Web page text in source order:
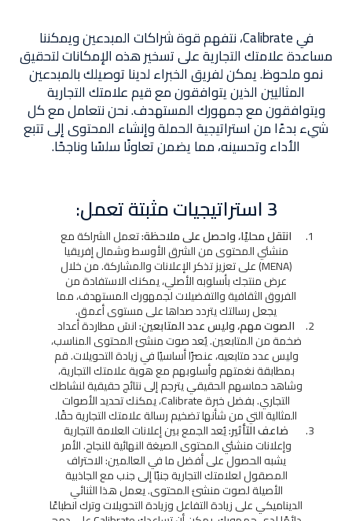
في Calibrate، نتفهم قوة شراكات المبدعين ويمكننا
مساعدة علامتك التجارية على تسخير هذه الإمكانات لتحقيق
نمو ملحوظ. يمكن لفريق الخبراء لدينا توصيلك بالمبدعين
المثاليين الذين يتوافقون مع قيم علامتك التجارية
ويتوافقون مع جمهورك المستهدف. نحن نتعامل مع كل
شيء بدءًا من استراتيجية الحملة وإنشاء المحتوى إلى تتبع
الأداء وتحسينه، مما يضمن تعاونًا سلسًا وناجحًا.
3 استراتيجيات مثبتة تعمل:
انتقل محليًا، واحصل على ملاحظة:تعمل الشراكة مع
منشئي المحتوى من الشرق الأوسط وشمال إفريقيا
(MENA) على تعزيز تذكر الإعلانات والمشاركة. من خلال
عرض منتجك بأسلوبه الأصلي، يمكنك الاستفادة من
الفروق الثقافية والتفضيلات لجمهورك المستهدف، مما
يجعل رسالتك يتردد صداها على مستوى أعمق.
الصوت مهم، وليس عدد المتابعين:انسَ مطاردة أعداد
ضخمة من المتابعين. يُعد صوت منشئ المحتوى المناسب،
وليس عدد متابعيه، عنصرًا أساسيًا في زيادة التحويلات. قم
بمطابقة نغمتهم وأسلوبهم مع هوية علامتك التجارية،
وشاهد حماسهم الحقيقي يترجم إلى نتائج حقيقية لنشاطك
التجاري. بفضل خبرة Calibrate، يمكنك تحديد الأصوات
المثالية التي من شأنها تضخيم رسالة علامتك التجارية حقًا.
ضاعف التأثير:يُعد الجمع بين إعلانات العلامة التجارية
وإعلانات منشئي المحتوى الصيغة النهائية للنجاح. الأمر
يشبه الحصول على أفضل ما في العالمين: الاحتراف
المصقول لعلامتك التجارية جنبًا إلى جنب مع الجاذبية
الأصيلة لصوت منشئ المحتوى. يعمل هذا الثنائي
الديناميكي على زيادة التفاعل وزيادة التحويلات وترك انطباعًا